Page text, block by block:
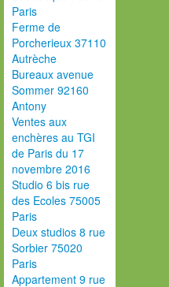
Paris
Ferme de
Porcherieux 37110
Autrèche
Bureaux avenue
Sommer 92160
Antony
Ventes aux
enchères au TGI
de Paris du 17
novembre 2016
Studio 6 bis rue
des Ecoles 75005
Paris
Deux studios 8 rue
Sorbier 75020
Paris
Appartement 9 rue